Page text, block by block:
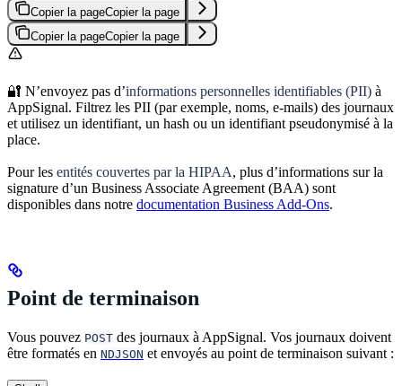
Copier la pageCopier la page
Copier la pageCopier la page
🔐 N’envoyez pas d’informations personnelles identifiables (PII) à
AppSignal. Filtrez les PII (par exemple, noms, e-mails) des journaux
et utilisez un identifiant, un hash ou un identifiant pseudonymisé à la
place.
Pour les entités couvertes par la HIPAA, plus d’informations sur la
signature d’un Business Associate Agreement (BAA) sont
disponibles dans notre documentation Business Add-Ons.
Point de terminaison
Vous pouvez POST des journaux à AppSignal. Vos journaux doivent
être formatés en NDJSON et envoyés au point de terminaison suivant :